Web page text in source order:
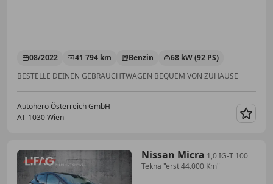
08/2022 41 794 km Benzin
68 kW (92 PS)
BESTELLE DEINEN GEBRAUCHTWAGEN BEQUEM VON ZUHAUSE
Autohero Österreich GmbH
AT-1030 Wien
Nissan Micra 1,0 IG-T 100
Tekna "erst 44.000 Km"